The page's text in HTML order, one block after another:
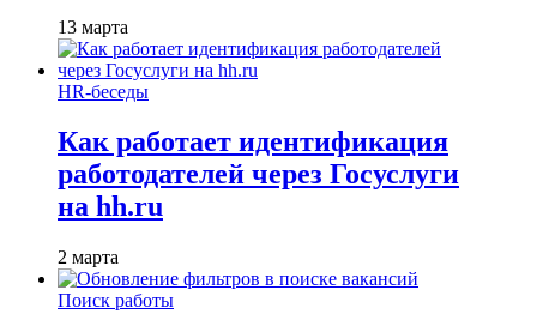
13 марта
HR-беседы
Как работает идентификация
работодателей через Госуслуги
на hh.ru
2 марта
Поиск работы